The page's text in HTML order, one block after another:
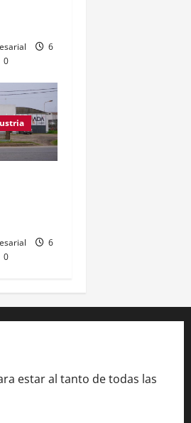
6
0
6
0
estar al tanto de todas las